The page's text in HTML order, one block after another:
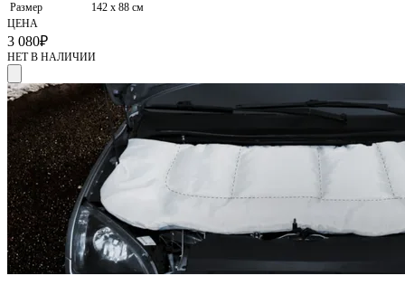
Размер
142 х 88 см
ЦЕНА
3 080₽
НЕТ В НАЛИЧИИ